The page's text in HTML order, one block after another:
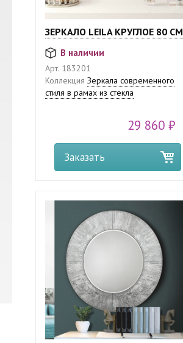
ЗЕРКАЛО LEILA КРУГЛОЕ 80 СМ
В наличии
Арт.183201
Коллекция Зеркала современного
стиля в рамах из стекла
29 860 ₽
Заказать